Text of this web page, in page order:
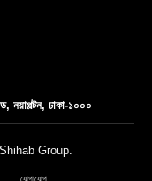
নয়াপল্টন, ঢাকা-১০০০
Shihab Group.
যোগাযোগ